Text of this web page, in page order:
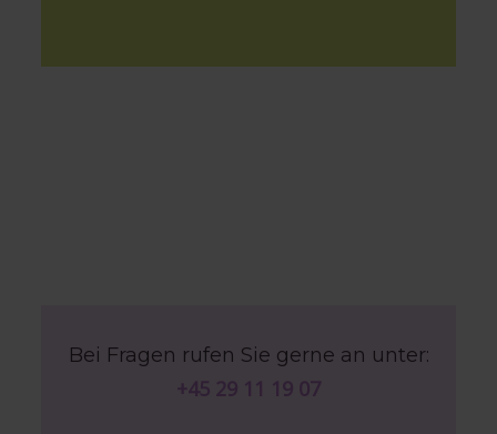
Bei Fragen rufen Sie gerne an unter:
+45 29 11 19 07